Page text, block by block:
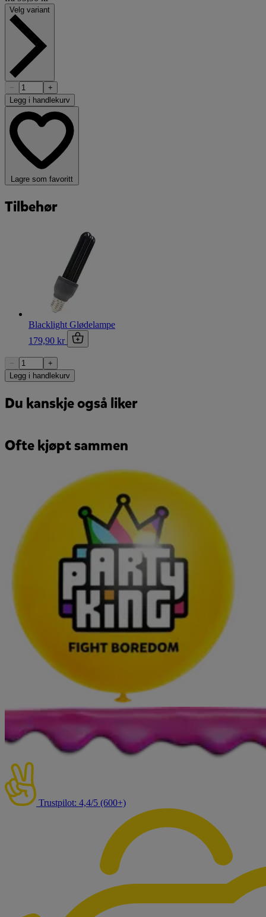
Velg variant
−
+
Legg i handlekurv
Lagre som favoritt
Tilbehør
Blacklight Glødelampe
179,90 kr
−
+
Legg i handlekurv
Du kanskje også liker
Ofte kjøpt sammen
Trustpilot: 4,4/5 (600+)